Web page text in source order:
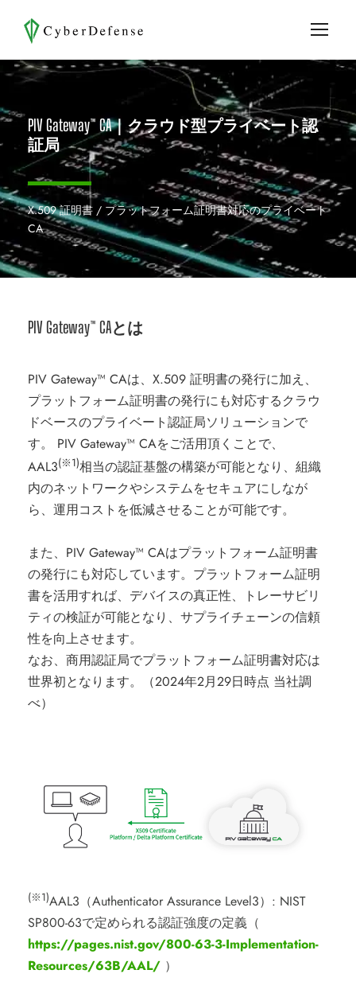
PIV Gateway™ CA｜クラウド型プライベート認
証局
X.509 証明書 / プラットフォーム証明書対応のプライベート
CA
PIV Gateway™ CAとは
PIV Gateway™ CAは、X.509 証明書の発行に加え、
プラットフォーム証明書の発行にも対応するクラウ
ドベースのプライベート認証局ソリューションで
す。 PIV Gateway™ CAをご活用頂くことで、
AAL3(※1)相当の認証基盤の構築が可能となり、組織
内のネットワークやシステムをセキュアにしなが
ら、運用コストを低減させることが可能です。
また、PIV Gateway™ CAはプラットフォーム証明書
の発行にも対応しています。プラットフォーム証明
書を活用すれば、デバイスの真正性、トレーサビリ
ティの検証が可能となり、サプライチェーンの信頼
性を向上させます。
なお、商用認証局でプラットフォーム証明書対応は
世界初となります。（2024年2月29日時点 当社調
べ）
(※1)AAL3（Authenticator Assurance Level3）: NIST
SP800-63で定められる認証強度の定義（
https://pages.nist.gov/800-63-3-Implementation-
Resources/63B/AAL/ ）